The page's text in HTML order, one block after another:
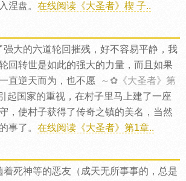
涅盘。 在线阅读《大圣者》楔 子..
强大的六道轮回摧残，好不容易平静，我
回转世是如此的强大的力量，而且如果
直逆天而为，也不愿
～✿《大圣者》第
起国家的重视，在村子里马上建了一座
，使村子获得了传奇之镇的美名，当然
事了。 在线阅读《大圣者》第1章..
着死神等的恶友（成天无所事事的，总是